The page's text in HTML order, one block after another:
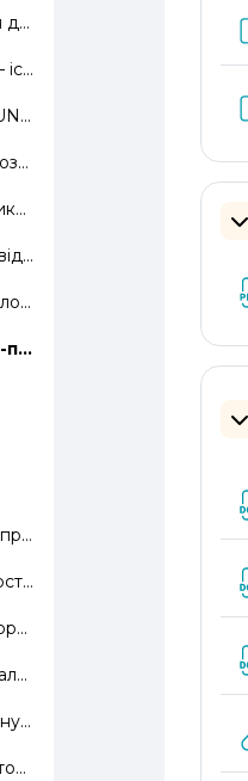
Закон "Про внесення змін до Земельного кодексу України та інших законодавчих актів щодо удосконалення системи управління та дерегуляції у сфері земельних відносин"
Лекція "Сталий розвиток – історія та принципи соціально орієнтованого землекористування"
Лекція "Програма ООН «UN HABITAT» "
Лекція " Формування та розвиток екологічної мережі (екомережа), як механізм збереження та раціонального, невиснажливого використання природних ресурсів та передумова забезпечення сталого, екологічно збалансованого розвитку "
Лекція "Урахування історико-культурних та релігійних особливостей регіонів при забезпеченні їх сталого розвитку "
Лекція Міжнародний досвід в організації соціально-орієнтованого землекористування
Рішення покращення екологічної ситуації в великих містах в умовах дефіциту вільних земельних ресурсів
Дисципліна "Просторово-планувальні аспекти оптимізації землекористування"
Лекція 1. Цілі та завдання просторового планування
Декція 2. Особливості просторового планування землекористування
Лекція 3. Оптимізація використання земельних ресурсів
Лекція 4. Система планувальних обмежень
Лекція 5. Просторово-планувальна організація території населеного пункту
Лекція 6. Сельбищні території (житлові)